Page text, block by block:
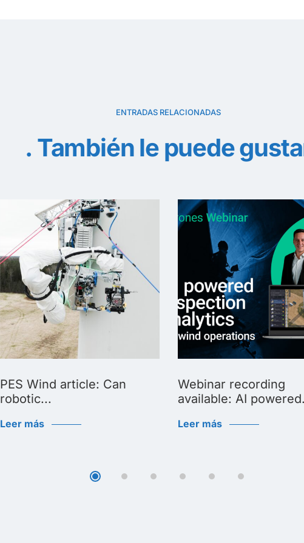
ENTRADAS RELACIONADAS
También le puede
PES Wind article: Can
robotic...
Leer más
Webinar recording
available: AI
Leer más